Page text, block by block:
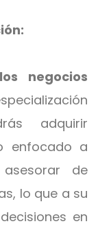
negocios
adquirir
enfocado a
asesorar de
lo que a su
en